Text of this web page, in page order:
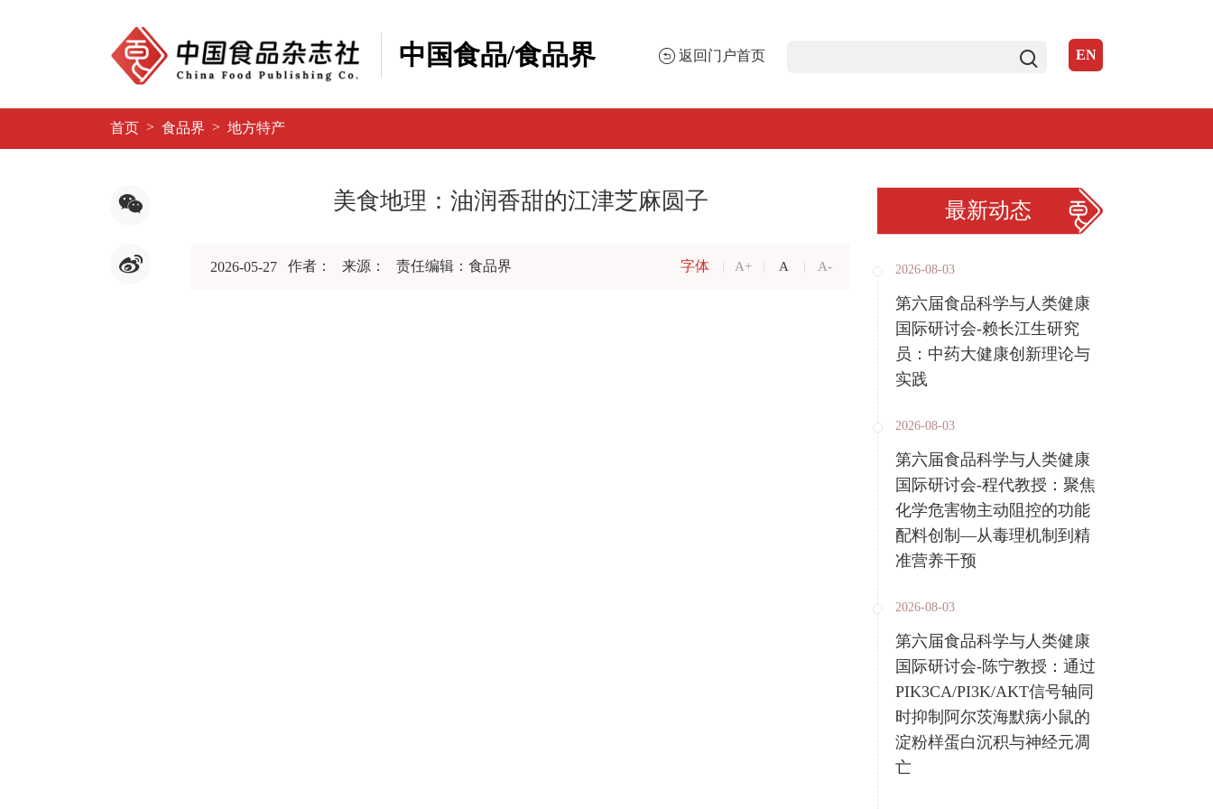
中国食品/食品界 返回门户首页 EN
首页 > 食品界 > 地方特产
美食地理：油润香甜的江津芝麻圆子
2026-05-27 作者： 来源： 责任编辑：食品界 字体 A+ A A-
最新动态
2026-08-03
第六届食品科学与人类健康
国际研讨会-赖长江生研究
员：中药大健康创新理论与
实践
2026-08-03
第六届食品科学与人类健康
国际研讨会-程代教授：聚焦
化学危害物主动阻控的功能
配料创制—从毒理机制到精
准营养干预
2026-08-03
第六届食品科学与人类健康
国际研讨会-陈宁教授：通过
PIK3CA/PI3K/AKT信号轴同
时抑制阿尔茨海默病小鼠的
淀粉样蛋白沉积与神经元凋
亡